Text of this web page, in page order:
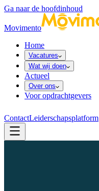
Ga naar de hoofdinhoud
Movimento
Home
Vacatures
Wat wij doen
Actueel
Over ons
Voor opdrachtgevers
ContactLeiderschapsplatform